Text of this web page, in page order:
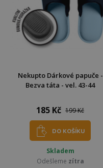
Nekupto Dárkové papuče -
Bezva táta - vel. 43-44
185 Kč 199 Kč
DO KOŠÍKU
Skladem
Odešleme zítra